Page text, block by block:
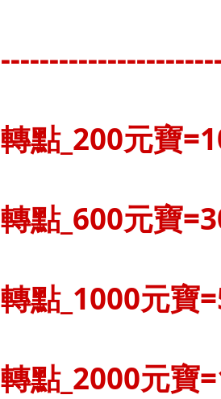
轉點_200元寶
轉點_600元寶
轉點_1000元寶
轉點_2000元寶